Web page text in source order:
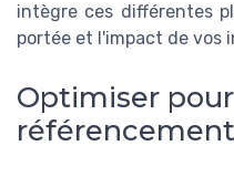
intègre ces différentes
portée et l'impact de vos
Optimiser
référencement